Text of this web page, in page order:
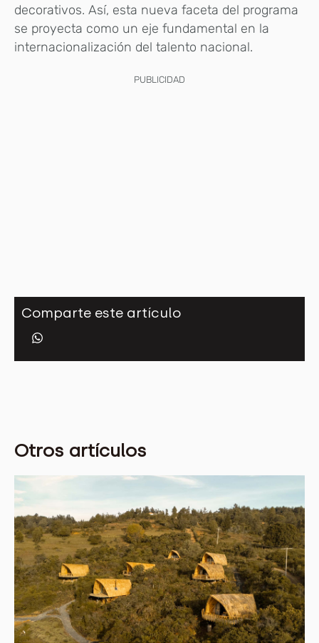
decorativos. Así, esta nueva faceta del programa
se proyecta como un eje fundamental en la
internacionalización del talento nacional.
PUBLICIDAD
Comparte este artículo
Otros artículos